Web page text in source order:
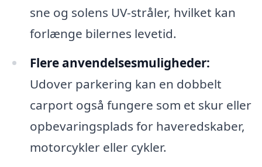
sne og solens UV-stråler, hvilket kan
forlænge bilernes levetid.
Flere anvendelsesmuligheder:
Udover parkering kan en dobbelt
carport også fungere som et skur eller
opbevaringsplads for haveredskaber,
motorcykler eller cykler.